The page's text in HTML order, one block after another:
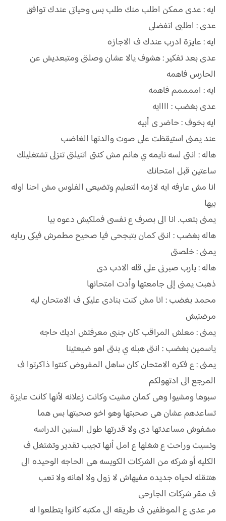
ايه : عدى ممكن اطلب منك طلب بس وحياتى عندك توافق
عدى : اطلبى اتفضلى
ايه : عايزة ادرب عندك ف الاجازه
عدى بعد تفكير : هشوف يالا عشان وصلتى ومتبعديش عن
الحارس فاهمه
ايه : اممممم فاهمه
عدى بغضب : اااايه
ايه بخوف : حاضر ى أبيه
عند يمنى استيقظت على صوت والدتها الغاضب
هاله : انتى لسه نايمه ي هانم مش كنتى اتنيلتى تنزلى تشتغليلك
ساعتين قبل امتحانك
انا مش عارفه ايه لازمه التعليم وتضيعى الفلوس مش احنا اوله
بيها
يمنى بتعب. انا الى بصرف ع نفسى فملكيش دعوه بيا
هاله بغضب : انتى كمان بتبجحى فيا صحيح مطمرش فيكى ربايه
يمنى : خلصتى
هاله : يارب صبرنى على قله الادب دى
ذهبت يمنى إلى جامعتها وأدت امتحانها
محمد بغضب : انا مش كنت بنادى عليكى ف الامتحان ليه
مرضتيش
يمنى : معلش المراقب كان جنبى معرفتش اديك حاجه
ياسمين بغضب : انتى هبله ي بنتى اهو ضيعتينا
يمنى : ع فكره الامتحان كان ساهل المفروض كنتوا ذاكرتوا ف
المرجع الى ادتهولكم
سبوها ومشيوا وهى كمان مشيت وكانت زعلانه لأنها كانت عايزة
تساعدهم عشان هى صحبتها وهو اخو صحبتها بس هما
مشفوش مساعدتها دى ولا قدرتها طول السنين الدراسه
ونسيت وراحت ع شغلها ع امل أنها تجيب تقدير وتشتغل ف
الكليه أو شركه من الشركات الكويسه هى الحاجه الوحيده الى
هتنقله لحياه جديده مفيهاش لا زول ولا اهانه ولا تعب
ف مقر شركات الجارحى
مر عدى ع الموظفين ف طريقه الى مكتبه كانوا يتطلعوا له